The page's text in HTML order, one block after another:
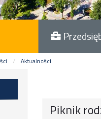
Aktualności
Piknik